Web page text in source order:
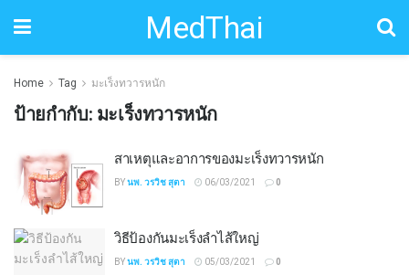
MedThai
Home Tag มะเร็งทวารหนัก
ป้ายกำกับ: มะเร็งทวารหนัก
สาเหตุและอาการของมะเร็งทวารหนัก
BYนพ. วรวิช สุตา 06/03/2021 0
วิธีป้องกันมะเร็งลำไส้ใหญ่
BYนพ. วรวิช สุตา 05/03/2021 0